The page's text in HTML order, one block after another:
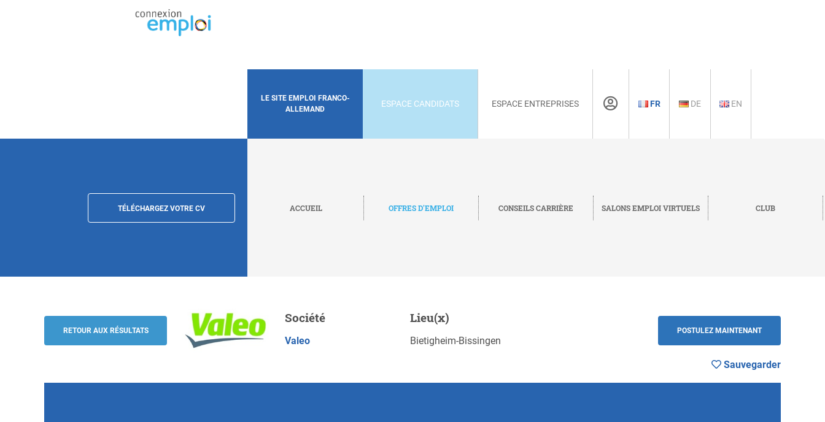
LE SITE EMPLOI FRANCO-
ALLEMAND
ESPACE CANDIDATS ESPACE ENTREPRISES FR DE EN
TÉLÉCHARGEZ VOTRE CV ACCUEIL OFFRES D'EMPLOI CONSEILS CARRIÈRE SALONS EMPLOI VIRTUELS CLUB
Valeo
POSTULEZ MAINTENANT
RETOUR AUX RÉSULTATS
Société
Valeo
Lieu(x)
Bietigheim-Bissingen
POSTULEZ MAINTENANT
Sauvegarder